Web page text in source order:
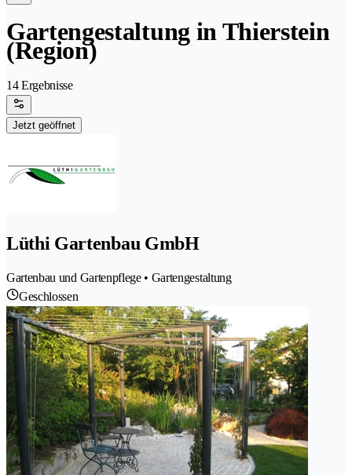
Gartengestaltung in Thierstein
(Region)
14 Ergebnisse
Jetzt geöffnet
Lüthi Gartenbau GmbH
Gartenbau und Gartenpflege • Gartengestaltung
Geschlossen